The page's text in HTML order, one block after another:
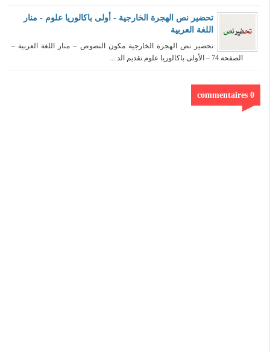
تحضير نص الهجرة الخارجية - أولى باكالوريا علوم - منار
اللغة العربية
تحضير نص الهجرة الخارجية مكون النصوص – منار اللغة العربية –
الصفحة 74 – الأولى باكالوريا علوم تقديم الد ...
0 commentaires